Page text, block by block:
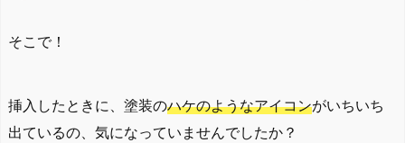
そこで！
挿入したときに、塗装のハケのようなアイコンがいちいち
出ているの、気になっていませんでしたか？